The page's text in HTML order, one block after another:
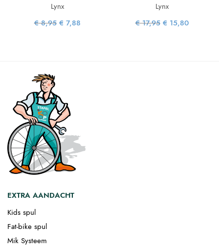
Lynx
€8,95 Oorspronkelijke
prijs was:
€ 7,88Huidige
Lynx
€17,95 Oorspronkelijke
prijs was:
€ 15,80
EXTRA AANDACHT
Kids spul
Fat-bike spul
Mik Systeem